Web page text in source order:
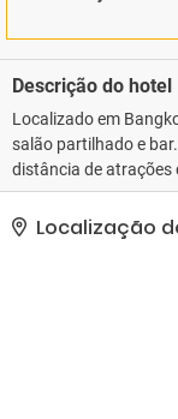
Descrição do hotel
Localizado em
salão partilhado e
distância de atrações
Situado no distrito de
do Central World
fornecer
Localização